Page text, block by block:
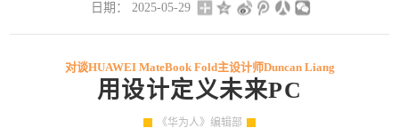
日期： 2025-05-29
对谈HUAWEI MateBook Fold主设计师Duncan Liang
用设计定义未来PC
《华为人》编辑部